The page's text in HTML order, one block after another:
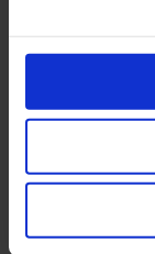
Posez une